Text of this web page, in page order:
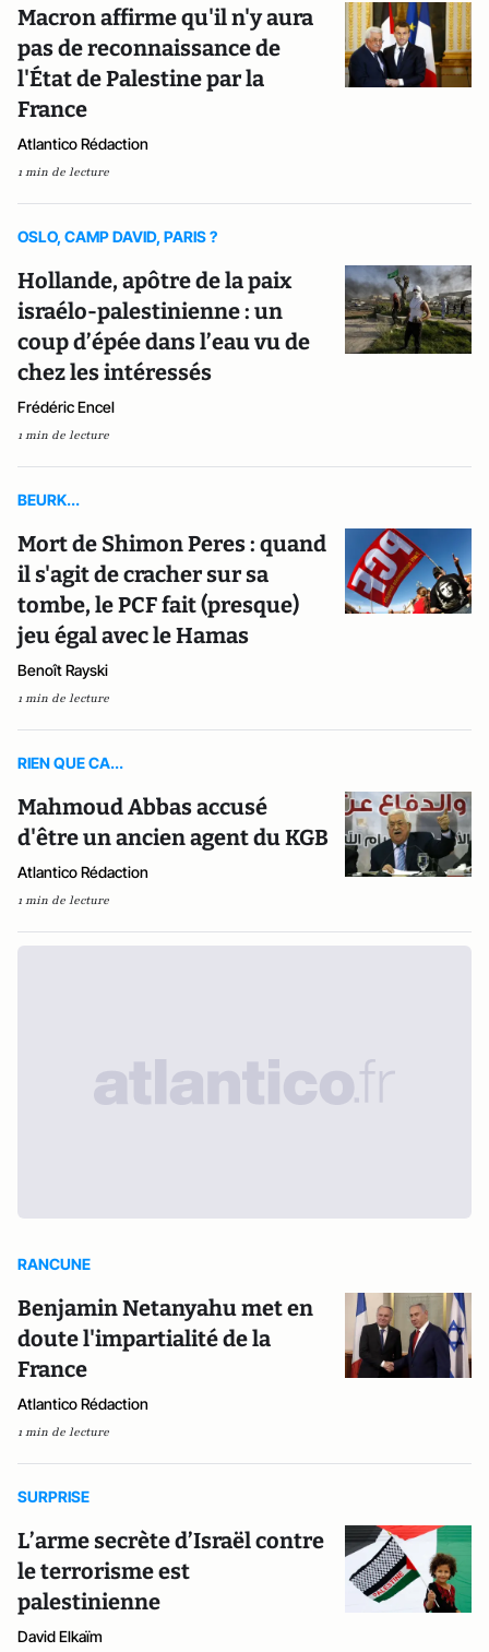
Macron affirme qu'il n'y aura
pas de reconnaissance de
l'État de Palestine par la
France
Atlantico Rédaction
1 min de lecture
OSLO, CAMP DAVID, PARIS ?
Hollande, apôtre de la paix
israélo-palestinienne : un
coup d’épée dans l’eau vu de
chez les intéressés
Frédéric Encel
1 min de lecture
BEURK...
Mort de Shimon Peres : quand
il s'agit de cracher sur sa
tombe, le PCF fait (presque)
jeu égal avec le Hamas
Benoît Rayski
1 min de lecture
RIEN QUE CA...
Mahmoud Abbas accusé
d'être un ancien agent du KGB
Atlantico Rédaction
1 min de lecture
RANCUNE
Benjamin Netanyahu met en
doute l'impartialité de la
France
Atlantico Rédaction
1 min de lecture
SURPRISE
L’arme secrète d’Israël contre
le terrorisme est
palestinienne
David Elkaïm